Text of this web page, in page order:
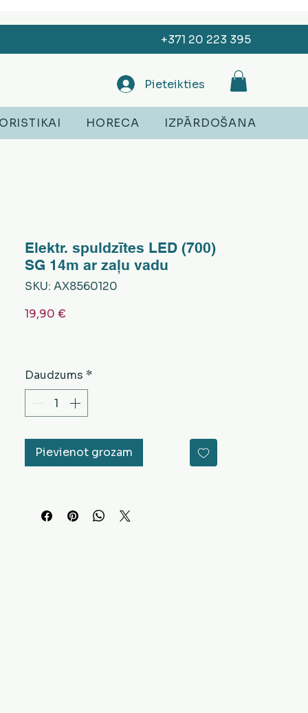
+371 20 223 395
Pieteikties
HORECA IZPĀRDOŠANA
Elektr. spuldzītes LED (700)
SG 14m ar zaļu vadu
SKU: AX8560120
19,90 €
Daudzums *
Pievienot grozam